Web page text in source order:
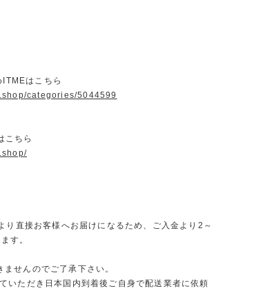
はこちら
categories/5044599
こちら
り直接お客様へお届けになるため、ご入金より2～
す。
せんのでご了承下さい。
いただき日本国内到着後ご自身で配送業者に依頼